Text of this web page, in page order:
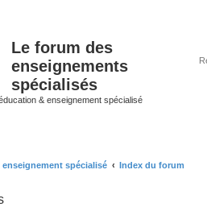
Le forum des
enseignements
spécialisés
& enseignement spécialisé
spécialisé Index du forum